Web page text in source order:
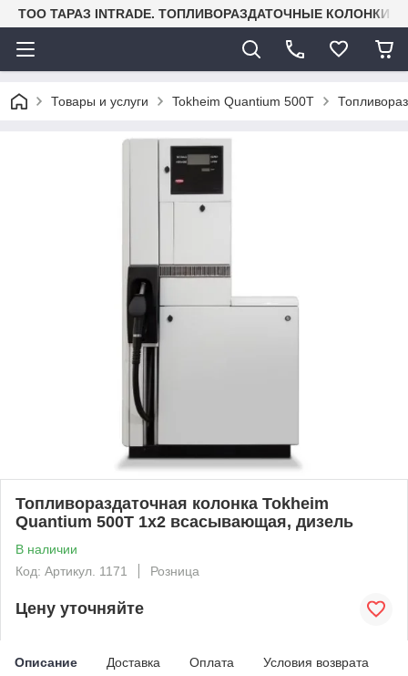
TOO ТАРАЗ INTRADE. ТОПЛИВОРАЗДАТОЧНЫЕ КОЛОНКИ
Товары и услуги Tokheim Quantium 500T
Топливораздаточная колонка Tokheim
Quantium 500T 1х2 всасывающая, дизель
В наличии
Код: Артикул. 1171
Розница
Цену уточняйте
Описание Доставка Оплата Условия возврата